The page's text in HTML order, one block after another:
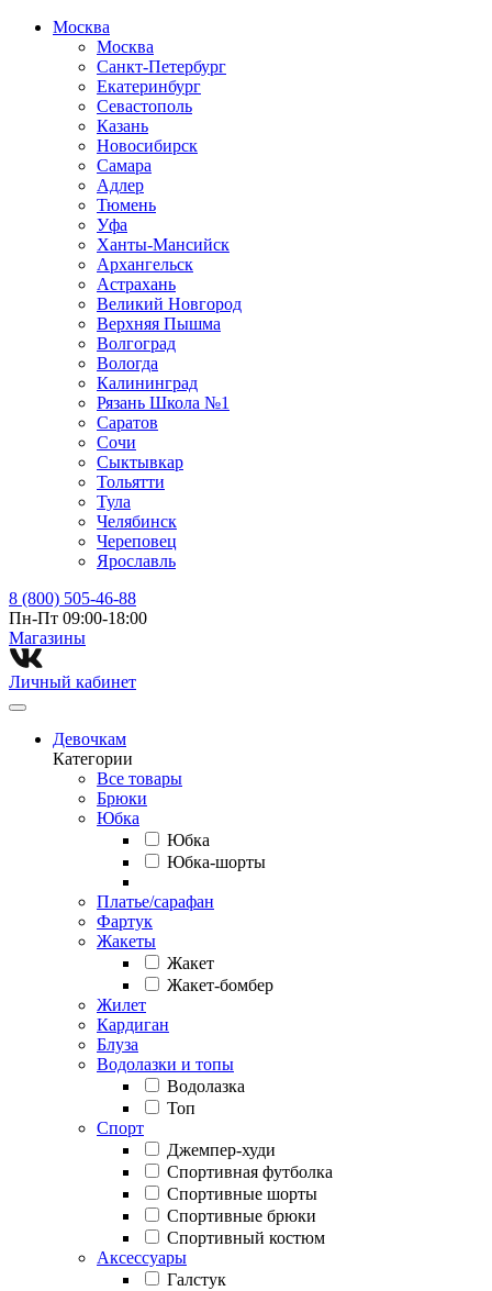
Москва
Москва
Санкт-Петербург
Екатеринбург
Севастополь
Казань
Новосибирск
Самара
Адлер
Тюмень
Уфа
Ханты-Мансийск
Архангельск
Астрахань
Великий Новгород
Верхняя Пышма
Волгоград
Вологда
Калининград
Рязань Школа №1
Саратов
Сочи
Сыктывкар
Тольятти
Тула
Челябинск
Череповец
Ярославль
8 (800) 505-46-88
Пн-Пт 09:00-18:00
Магазины⁠
Личный кабинет
Девочкам
Категории
Все товары
Брюки
Юбка
Юбка
Юбка-шорты
Платье/сарафан
Фартук
Жакеты
Жакет
Жакет-бомбер
Жилет
Кардиган
Блуза
Водолазки и топы
Водолазка
Топ
Спорт
Джемпер-худи
Спортивная футболка
Спортивные шорты
Спортивные брюки
Спортивный костюм
Аксессуары
Галстук